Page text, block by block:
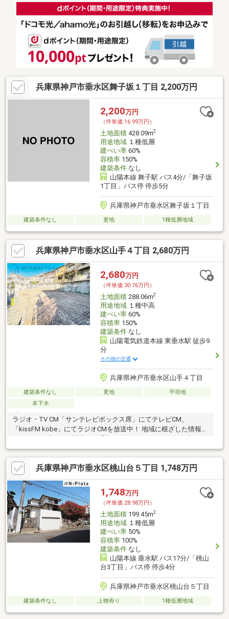
兵庫県神戸市垂水区舞子坂１丁目 2,200万円
2,200万円
（坪単価:16.99万円）
土地面積428.09m2
用途地域１種低層
建ぺい率60%
容積率150%
建築条件なし
山陽本線 舞子駅 バス4分/「舞子坂
1丁目」バス停 停歩5分
兵庫県神戸市垂水区舞子坂１丁目
建築条件なし 更地 1種低層地域
兵庫県神戸市垂水区山手４丁目 2,680万円
2,680万円
（坪単価:30.76万円）
土地面積288.06m2
用途地域１種中高
建ぺい率60%
容積率150%
建築条件なし
山陽電気鉄道本線 東垂水駅 徒歩9
分
その他の交通
兵庫県神戸市垂水区山手４丁目
建築条件なし 更地
平坦地
本下水
ラジオ・TV CM「サンテレビボックス席」にてテレビCM、
「kissFM kobe」にてラジオCMを放送中！ 地域に根ざした情報力
す♪
兵庫県神戸市垂水区桃山台５丁目 1,748万円
1,748万円
（坪単価:28.98万円）
土地面積199.45m2
用途地域１種低層
建ぺい率50%
容積率100%
建築条件なし
山陽本線 垂水駅 バス17分/「桃山
台3丁目」バス停 停歩4分
兵庫県神戸市垂水区桃山台５丁目
建築条件なし 上物有り 1種低層地域